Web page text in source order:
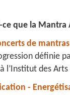
ce que la Mantra
de
définie
l’Institut des
-